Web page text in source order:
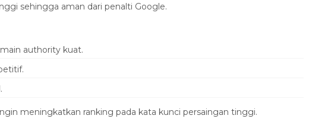
sehingga aman dari penalti Google.
authority kuat.
meningkatkan ranking pada kata kunci persaingan tinggi.